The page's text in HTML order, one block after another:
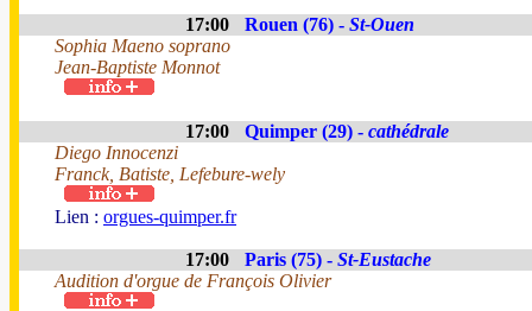
17:00 Rouen (76) - St-Ouen
Sophia Maeno soprano
Jean-Baptiste Monnot
17:00 Quimper (29) - cathédrale
Diego Innocenzi
Franck, Batiste, Lefebure-wely
Lien : orgues-quimper.fr
17:00 Paris (75) - St-Eustache
Audition d'orgue de François Olivier